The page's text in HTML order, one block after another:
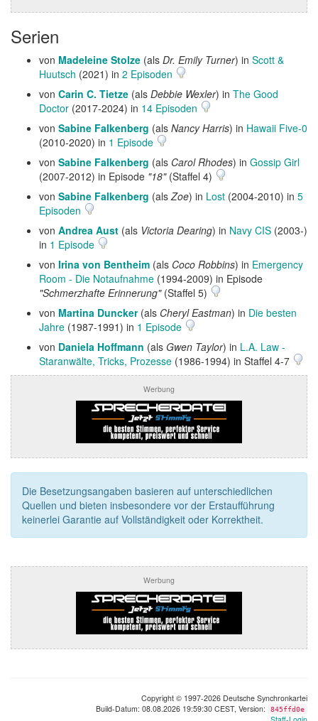
Serien
von Madeleine Stolze (als Dr. Emily Turner) in Scott &
Huutsch (2021) in 2 Episoden
von Carin C. Tietze (als Debbie Wexler) in The Good
Doctor (2017-2024) in 14 Episoden
von Sabine Falkenberg (als Nancy Harris) in Hawaii Five-0
(2010-2020) in 1 Episode
von Sabine Falkenberg (als Carol Rhodes) in Gossip Girl
(2007-2012) in Episode "18"(Staffel 4)
von Sabine Falkenberg (alsZoe) in Lost (2004-2010) in 5
Episoden
von Andrea Aust (als Victoria Dearing) in Navy CIS (2003-)
in 1 Episode
von Irina von Bentheim (als Coco Robbins) in Emergency
Room - Die Notaufnahme (1994-2009) in Episode
"Schmerzhafte Erinnerung"(Staffel 5)
von Martina Duncker(als Cheryl Eastman) in Die besten
Jahre (1987-1991) in 1 Episode
von Daniela Hoffmann (als Gwen Taylor) in L.A. Law -
Staranwälte, Tricks, Prozesse (1986-1994) in Staffel 4-7
Werbung
Die Besetzungsangaben basieren auf unterschiedlichen
Quellen und bieten insbesondere vor der Erstaufführung
keinerlei Garantie auf Vollständigkeit oder Korrektheit.
Werbung
Copyright © 1997-2026 Deutsche Synchronkartei
Build-Datum: 08.08.2026 19:59:30 CEST, Version:
845ffd0e